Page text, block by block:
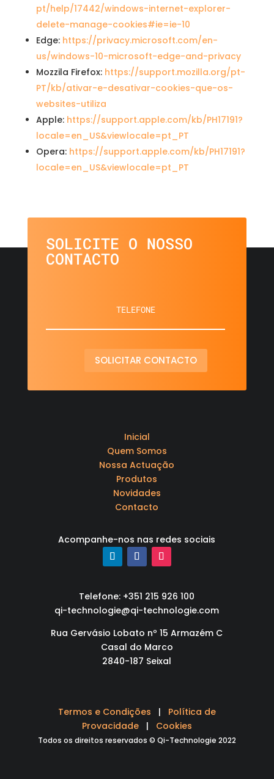
pt/help/17442/windows-internet-explorer-
delete-manage-cookies#ie=ie-10
Edge: https://privacy.microsoft.com/en-
us/windows-10-microsoft-edge-and-privacy
Mozzila Firefox: https://support.mozilla.org/pt-
PT/kb/ativar-e-desativar-cookies-que-os-
websites-utiliza
Apple: https://support.apple.com/kb/PH17191?
locale=en_US&viewlocale=pt_PT
Opera: https://support.apple.com/kb/PH17191?
locale=en_US&viewlocale=pt_PT
SOLICITE O NOSSO
CONTACTO
SOLICITAR CONTACTO
Inicial
Quem Somos
Nossa Actuação
Produtos
Novidades
Contacto
Acompanhe-nos nas redes sociais
Telefone: +351 215 926 100
qi-technologie@qi-technologie.com
Rua Gervásio Lobato nº 15 Armazém C
Casal do Marco
2840-187 Seixal
Termos e Condições | Política de
Provacidade| Cookies
Todos os direitos reservados © Qi-Technologie 2022